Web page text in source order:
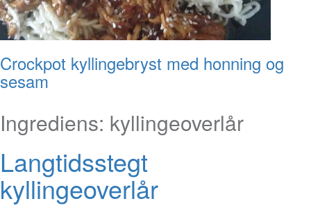
Crockpot kyllingebryst med honning og
sesam
Ingrediens: kyllingeoverlår
Langtidsstegt
kyllingeoverlår